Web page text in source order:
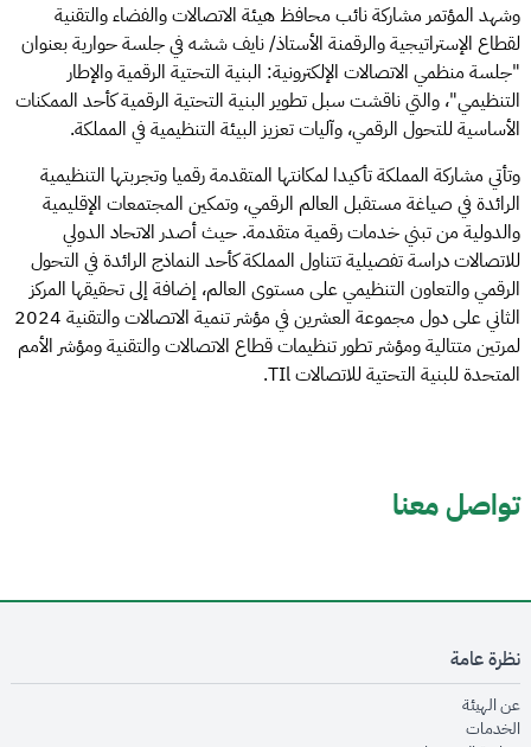
وشهد المؤتمر مشاركة نائب محافظ هيئة الاتصالات والفضاء والتقنية
لقطاع الإستراتيجية والرقمنة الأستاذ/ نايف ششه في جلسة حوارية بعنوان
"جلسة منظمي الاتصالات الإلكترونية: البنية التحتية الرقمية والإطار
التنظيمي"، والتي ناقشت سبل تطوير البنية التحتية الرقمية كأحد الممكنات
الأساسية للتحول الرقمي، وآليات تعزيز البيئة التنظيمية في المملكة.
وتأتي مشاركة المملكة تأكيدا لمكانتها المتقدمة رقميا وتجربتها التنظيمية
الرائدة في صياغة مستقبل العالم الرقمي، وتمكين المجتمعات الإقليمية
والدولية من تبني خدمات رقمية متقدمة. حيث أصدر الاتحاد الدولي
للاتصالات دراسة تفصيلية تتناول المملكة كأحد النماذج الرائدة في التحول
الرقمي والتعاون التنظيمي على مستوى العالم، إضافة إلى تحقيقها المركز
الثاني على دول مجموعة العشرين في مؤشر تنمية الاتصالات والتقنية 2024
لمرتين متتالية ومؤشر تطور تنظيمات قطاع الاتصالات والتقنية ومؤشر الأمم
المتحدة للبنية التحتية للاتصالات TIl.
تواصل معنا
نظرة عامة
عن الهيئةopens in new window
الخدماتopens in new window